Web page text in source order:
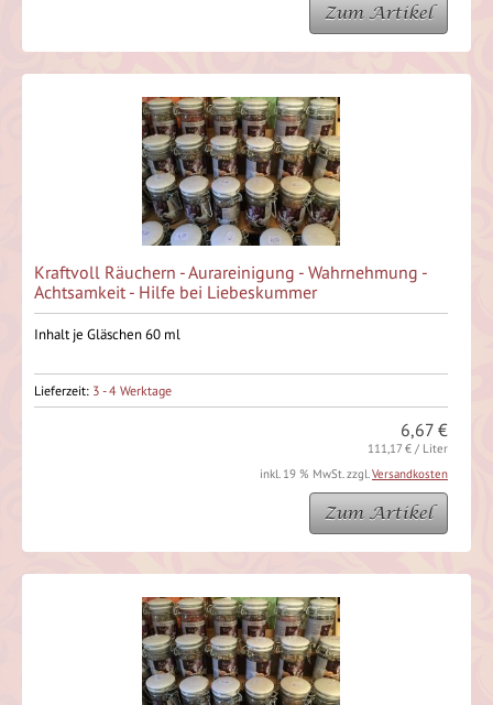
Zum Artikel
Kraftvoll Räuchern - Aurareinigung - Wahrnehmung -
Achtsamkeit - Hilfe bei Liebeskummer
Inhalt je Gläschen 60 ml
Lieferzeit: 3 - 4 Werktage
6,67 €
111,17 € / Liter
inkl. 19 % MwSt. zzgl.Versandkosten
Zum Artikel